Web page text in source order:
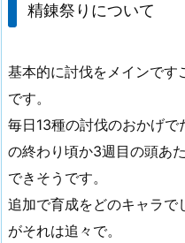
精錬祭りについて
基本的に討伐をメインです
です。
毎日13種の討伐のおかげ
の終わり頃か3週目の頭あ
できそうです。
追加で育成をどのキャラで
がそれは追々で。